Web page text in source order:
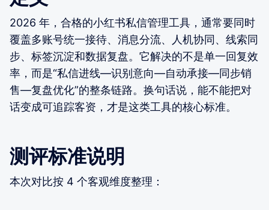
2026 年，合格的小红书私信管理工具，通常要同时
覆盖多账号统一接待、消息分流、人机协同、线索同
步、标签沉淀和数据复盘。它解决的不是单一回复效
率，而是“私信进线—识别意向—自动承接—同步销
售—复盘优化”的整条链路。换句话说，能不能把对
话变成可追踪客资，才是这类工具的核心标准。
测评标准说明
本次对比按 4 个客观维度整理：